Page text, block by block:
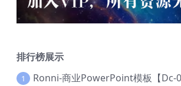
排行榜展示
1 Ronni-商业PowerPoint模板【Dc-